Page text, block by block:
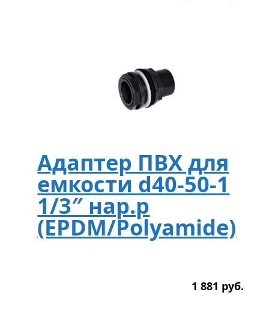
Адаптер ПВХ для
емкости d40-50-1
1/3″ нар.р
(EPDM/Polyamide)
1 881 руб.